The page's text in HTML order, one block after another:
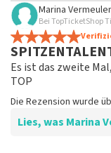
Marina
Bei TopTicketShop
Es ist das zweite
TOP
Die Rezension wurde
Lies, was Marina